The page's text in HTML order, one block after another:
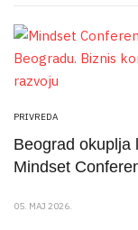
PRIVREDA
Beograd okuplja
Mindset
05. MAJ 2026.